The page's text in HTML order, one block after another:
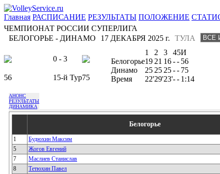
Главная РАСПИСАНИЕ РЕЗУЛЬТАТЫ ПОЛОЖЕНИЕ
ЧЕМПИОНАТ РОССИИ СУПЕРЛИГА
БЕЛОГОРЬЕ - ДИНАМО
ТУЛА
17 ДЕКАБРЯ 2025 г.
0 - 3
56 15-й Тур75
1 2 3 45И
Белогорье19 21 16-- 56
Динамо
25 25 25-- 75
Время
22'29'23'-- 1:14
АНОНС
РЕЗУЛЬТАТЫ
ДИНАМИКА
Белогорье
1
Будюхин Максим
5
Жогов Евгений
7
Маслиев Станислав
8
Тетюхин Павел